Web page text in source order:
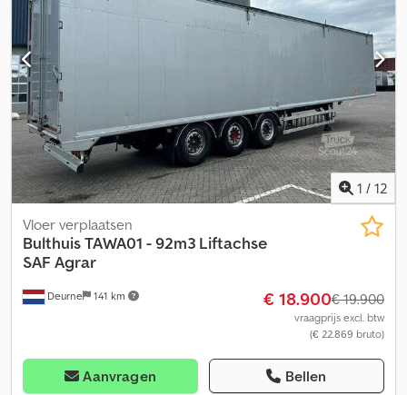
1 / 12
Deurne 141 km
Vloer verplaatsen
BulthuisTAWA01 - 92m3 Liftachse
SAF Agrar
€ 18.900€ 19.900
vraagprijs excl. btw
(€ 22.869 bruto)
Aanvragen Bellen